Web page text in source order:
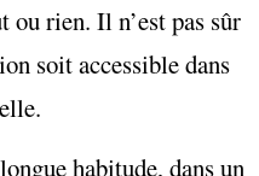
ou rien. Il n’est pas sûr
soit accessible dans
habitude, dans un